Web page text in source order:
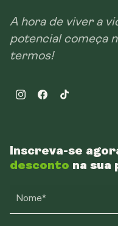
A hora de viver a
potencial começa
termos!
InstagramFacebookTikTok
Inscreva-se
desconto na sua
Nome*